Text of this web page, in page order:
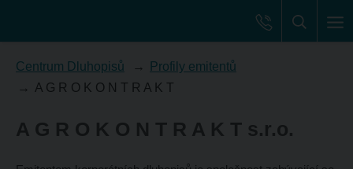
Centrum Dluhopisů
Profily emitentů
A G R O K O N T R A K T
A G R O K O N T R A K T s.r.o.